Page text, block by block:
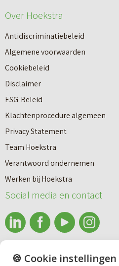
Nieuwbouw
Huren
Bedrijfsmakelaardij
Over Hoekstra
Antidiscriminatiebeleid
Algemene voorwaarden
Cookiebeleid
Disclaimer
ESG-Beleid
Klachtenprocedure algemeen
Privacy Statement
Team Hoekstra
Verantwoord ondernemen
Werken bij Hoekstra
Social media en contact
info@makelaardijhoekstra.nl
🍪 Cookie instellingen